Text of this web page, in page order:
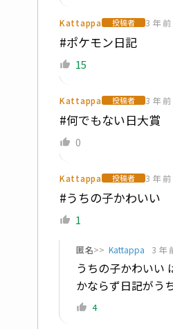
Kattappa 投稿者 3 年 前
#ポケモン日記
15
Kattappa 投稿者 3 年 前
#何でもない日大賞
0
Kattappa 投稿者 3 年 前
#うちの子かわいい
1
匿名>>Kattappa 3 年
うちの子かわいい
かならず日記がう
4